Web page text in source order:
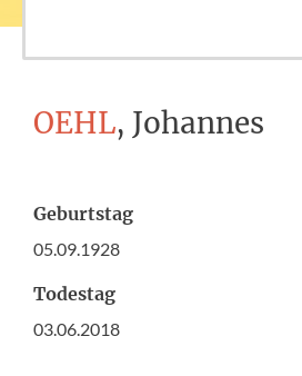
OEHL, Johannes
Geburtstag
05.09.1928
Todestag
03.06.2018